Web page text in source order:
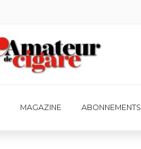
MAGAZINE ABONNEMENTS